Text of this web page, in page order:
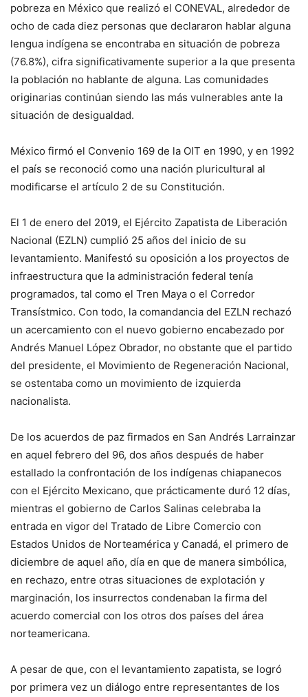
pobreza en México que realizó el CONEVAL, alrededor de
ocho de cada diez personas que declararon hablar alguna
lengua indígena se encontraba en situación de pobreza
(76.8%), cifra significativamente superior a la que presenta
la población no hablante de alguna. Las comunidades
originarias continúan siendo las más vulnerables ante la
situación de desigualdad.
México firmó el Convenio 169 de la OIT en 1990, y en 1992
el país se reconoció como una nación pluricultural al
modificarse el artículo 2 de su Constitución.
El 1 de enero del 2019, el Ejército Zapatista de Liberación
Nacional (EZLN) cumplió 25 años del inicio de su
levantamiento. Manifestó su oposición a los proyectos de
infraestructura que la administración federal tenía
programados, tal como el Tren Maya o el Corredor
Transístmico. Con todo, la comandancia del EZLN rechazó
un acercamiento con el nuevo gobierno encabezado por
Andrés Manuel López Obrador, no obstante que el partido
del presidente, el Movimiento de Regeneración Nacional,
se ostentaba como un movimiento de izquierda
nacionalista.
De los acuerdos de paz firmados en San Andrés Larrainzar
en aquel febrero del 96, dos años después de haber
estallado la confrontación de los indígenas chiapanecos
con el Ejército Mexicano, que prácticamente duró 12 días,
mientras el gobierno de Carlos Salinas celebraba la
entrada en vigor del Tratado de Libre Comercio con
Estados Unidos de Norteamérica y Canadá, el primero de
diciembre de aquel año, día en que de manera simbólica,
en rechazo, entre otras situaciones de explotación y
marginación, los insurrectos condenaban la firma del
acuerdo comercial con los otros dos países del área
norteamericana.
A pesar de que, con el levantamiento zapatista, se logró
por primera vez un diálogo entre representantes de los